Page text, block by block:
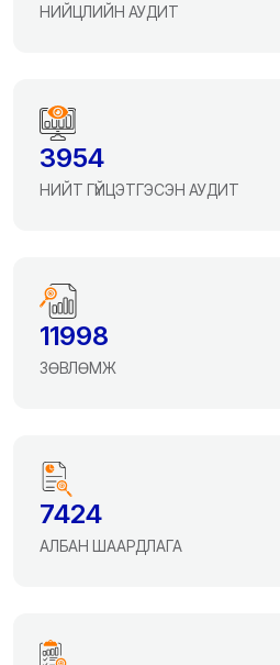
НИЙЦЛИЙН АУДИТ
3954
НИЙТ ГҮЙЦЭТГЭСЭН АУДИТ
11998
ЗӨВЛӨМЖ
7424
АЛБАН ШААРДЛАГА